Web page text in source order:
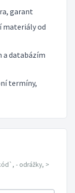
garant
materiály od
databázím
termíny,
- odrážky, >